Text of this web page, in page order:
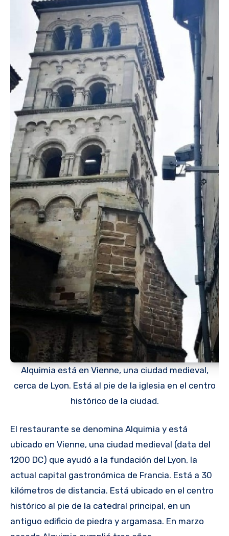
Alquimia está en Vienne, una ciudad medieval,
cerca de Lyon. Está al pie de la iglesia en el centro
histórico de la ciudad.
El restaurante se denomina Alquimia y está
ubicado en Vienne, una ciudad medieval (data del
1200 DC) que ayudó a la fundación del Lyon, la
actual capital gastronómica de Francia. Está a 30
kilómetros de distancia. Está ubicado en el centro
histórico al pie de la catedral principal, en un
antiguo edificio de piedra y argamasa. En marzo